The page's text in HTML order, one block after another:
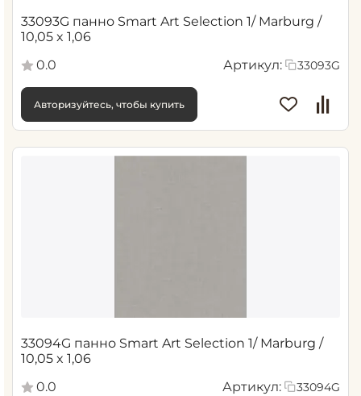
33093G панно Smart Art Selection 1/ Marburg /
10,05 x 1,06
0.0
Артикул: 33093G
Авторизуйтесь, чтобы купить
33094G панно Smart Art Selection 1/ Marburg /
10,05 x 1,06
0.0
Артикул: 33094G